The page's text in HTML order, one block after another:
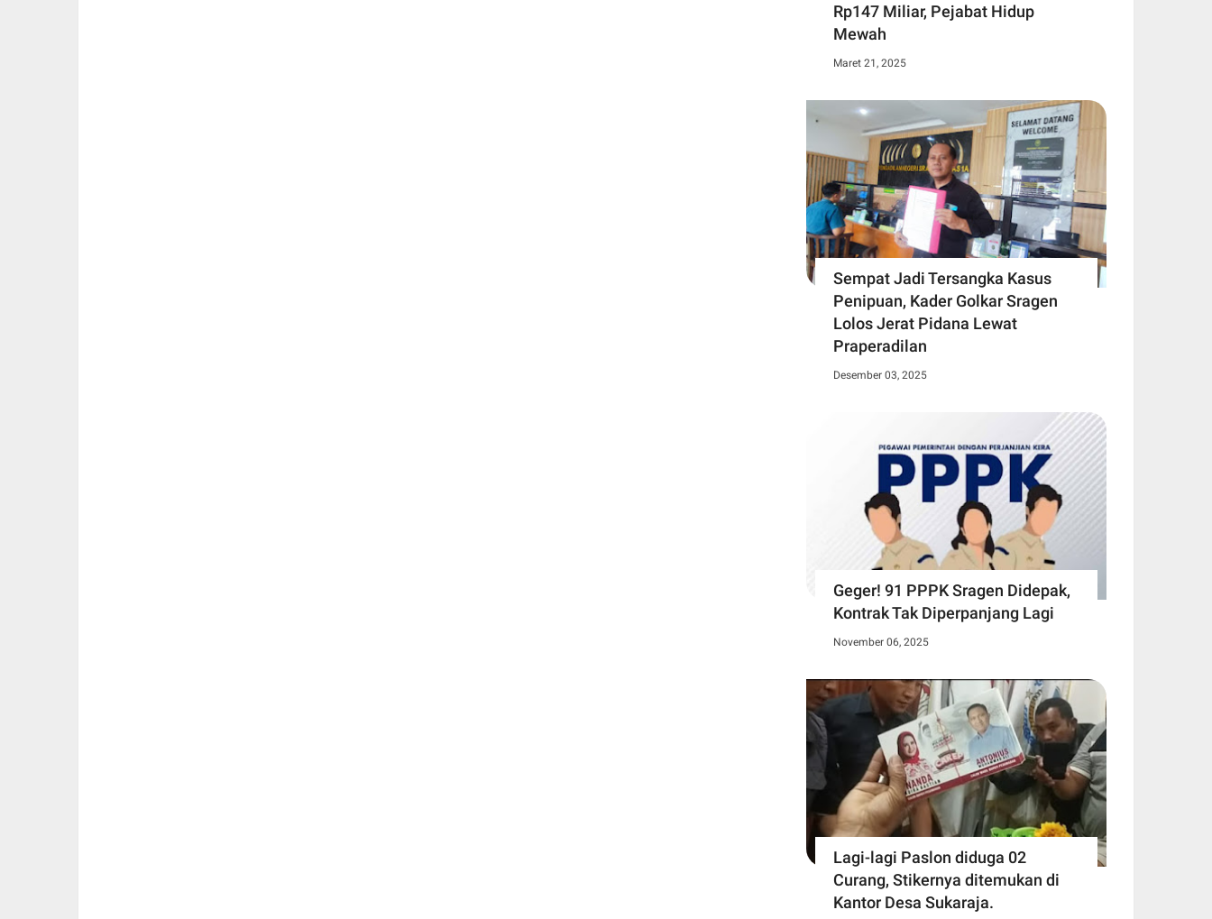
Rp147 Miliar, Pejabat Hidup
Mewah
Maret 21, 2025
Sempat Jadi Tersangka Kasus
Penipuan, Kader Golkar Sragen
Lolos Jerat Pidana Lewat
Praperadilan
Desember 03, 2025
Geger! 91 PPPK Sragen Didepak,
Kontrak Tak Diperpanjang Lagi
November 06, 2025
Lagi-lagi Paslon diduga 02
Curang, Stikernya ditemukan di
Kantor Desa Sukaraja.